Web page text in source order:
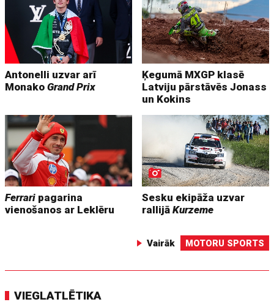
Antonelli uzvar arī
MonakoGrand Prix
Ķegumā MXGP klasē
Latviju pārstāvēs Jonass
un Kokins
Ferrari pagarina
vienošanos ar Leklēru
Sesku ekipāža uzvar
rallijāKurzeme
Vairāk MOTORU SPORTS
VIEGLATLĒTIKA